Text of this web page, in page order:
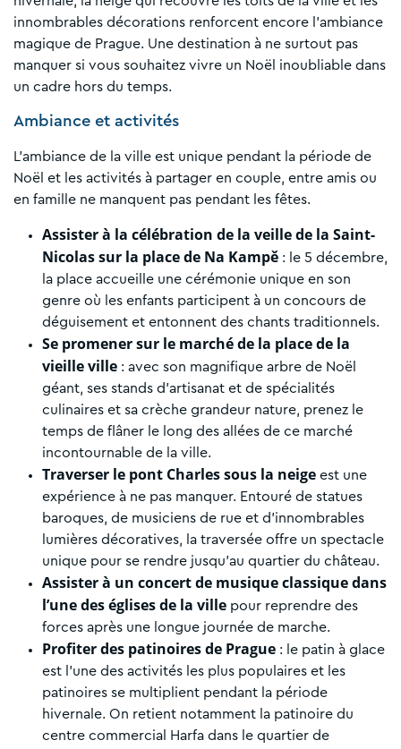
innombrables décorations renforcent encore l’ambiance
magique de Prague. Une destination à ne surtout pas
manquer si vous souhaitez vivre un Noël inoubliable dans
un cadre hors du temps.
Ambiance et activités
L’ambiance de la ville est unique pendant la période de
Noël et les activités à partager en couple, entre amis ou
en famille ne manquent pas pendant les fêtes.
Assister à la célébration de la veille de la Saint-
Nicolas sur la place de Na Kampě : le 5 décembre,
la place accueille une cérémonie unique en son
genre où les enfants participent à un concours de
déguisement et entonnent des chants traditionnels.
Se promener sur le marché de la place de la
vieille ville : avec son magnifique arbre de Noël
géant, ses stands d’artisanat et de spécialités
culinaires et sa crèche grandeur nature, prenez le
temps de flâner le long des allées de ce marché
incontournable de la ville.
Traverser le pont Charles sous la neige est une
expérience à ne pas manquer. Entouré de statues
baroques, de musiciens de rue et d’innombrables
lumières décoratives, la traversée offre un spectacle
unique pour se rendre jusqu’au quartier du château.
Assister à un concert de musique classique dans
l’une des églises de la ville pour reprendre des
forces après une longue journée de marche.
Profiter des patinoires de Prague : le patin à glace
est l’une des activités les plus populaires et les
patinoires se multiplient pendant la période
hivernale. On retient notamment la patinoire du
centre commercial Harfa dans le quartier de